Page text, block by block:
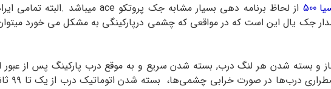
500 از لحاظ برنامه دهی بسیار مشابه جک پروتکو ace میباشد .
البته تمامی
مدار جک یال این است که در مواقعی که چشمی درپارکینگی به مشکل می خورد
و بسته شدن هر لنگ درب, بسته شدن سریع و به موقع درب پارکینگ پس از عبور
نیم